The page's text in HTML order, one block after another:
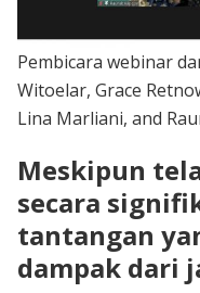
Pembicara webinar
Witoelar, Grace
Lina Marliani, and
Meskipun
secara
tantangan
dampak dari